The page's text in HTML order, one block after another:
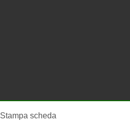
Stampa scheda